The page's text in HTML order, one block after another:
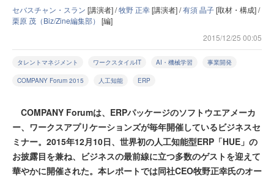
セバスチャン・スラン [講演者] /牧野 正幸[講演者] /有須 晶子[取材・構成] /
栗原 茂（Biz/Zine編集部） [編]
2015/12/25 00:05
タレントマネジメント ワークスタイルIT AI・機械学習 事業開発
COMPANY Forum 2015 人工知能 ERP
COMPANY Forumは、ERPパッケージのソフトウエアメーカ
ー、ワークスアプリケーションズが毎年開催しているビジネスセ
ミナー。2015年12月10日、世界初の人工知能型ERP「HUE」の
お披露目を兼ね、ビジネスの最前線に立つ多数のゲストを迎えて
華やかに開催された。本レポートでは同社CEO牧野正幸氏のオー